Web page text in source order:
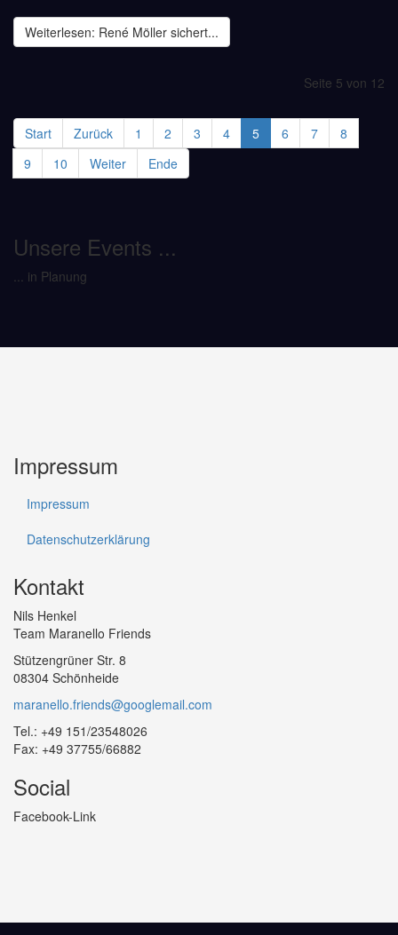
Weiterlesen: René Möller sichert...
Seite 5 von 12
Start Zurück 1 2 3 4 5 6 7
8
9
10 Weiter Ende
Unsere Events ...
... in Planung
Impressum
Impressum
Datenschutzerklärung
Kontakt
Nils Henkel
Team Maranello Friends
Stützengrüner Str. 8
08304 Schönheide
maranello.friends@googlemail.com
Tel.: +49 151/23548026
Fax: +49 37755/66882
Social
Facebook-Link